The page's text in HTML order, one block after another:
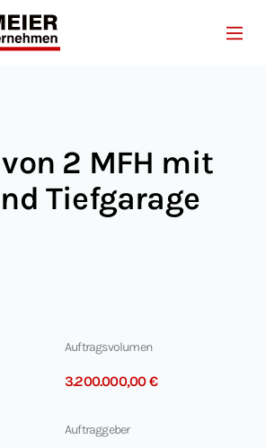
Leistungen
Kontakt2 MFH mit
Tiefgarage
Auftragsvolumen
3.200.000,00 €
Auftraggeber